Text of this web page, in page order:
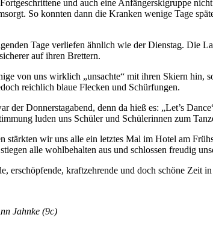
und auch eine Anfängerskigruppe
So konnten dann die Kranken wenige Tage
Tage verliefen ähnlich wie der Dienstag. Die
auf ihren Brettern.
von uns wirklich „unsachte“ mit ihren Skiern hin,
reichlich blaue Flecken und Schürfungen.
der Donnerstagabend, denn da hieß es: „Let’s
luden uns Schüler und Schülerinnen zum
stärkten wir uns alle ein letztes Mal im Hotel am
alle wohlbehalten aus und schlossen freudig
erschöpfende, kraftzehrende und doch schöne Zeit
Jahnke (9c)